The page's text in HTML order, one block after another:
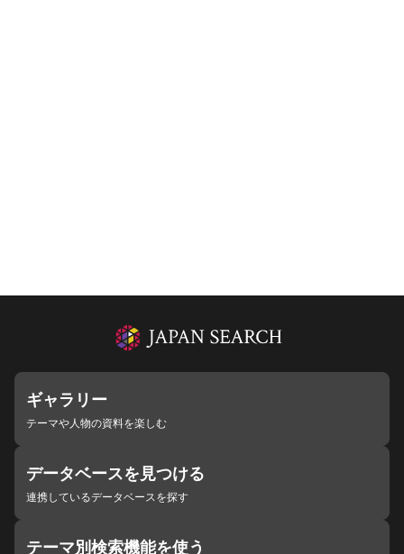
ギャラリー
テーマや人物の資料を楽しむ
データベースを見つける
連携しているデータベースを探す
テーマ別検索機能を使う